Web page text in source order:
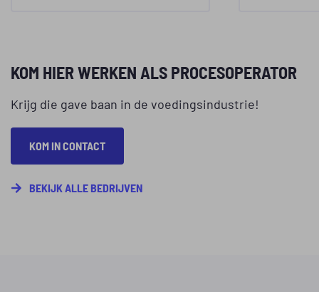
KOM HIER WERKEN ALS PROCESOPERATOR
Krijg die gave baan in de voedingsindustrie!
KOM IN CONTACT
BEKIJK ALLE BEDRIJVEN